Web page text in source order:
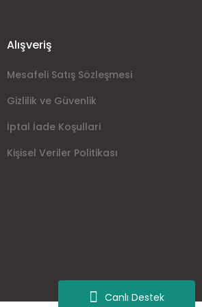
Canlı Destek
Alışveriş
Mesafeli Satış Sözleşmesi
Gizlilik ve Güvenlik
İptal İade Koşullari
Kişisel Veriler Politikası